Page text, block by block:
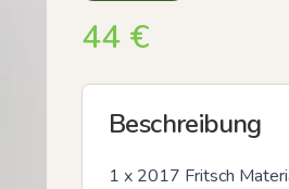
44 €
Beschreibung
1 x 2017 Fritsch